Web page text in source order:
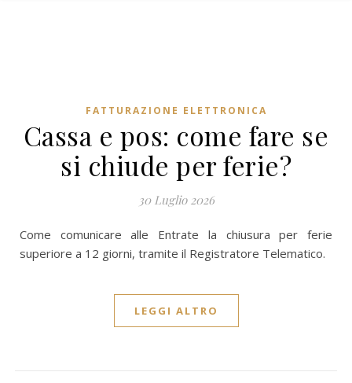
FATTURAZIONE ELETTRONICA
Cassa e pos: come fare se
si chiude per ferie?
30 Luglio 2026
Come comunicare alle Entrate la chiusura per ferie
superiore a 12 giorni, tramite il Registratore Telematico.
LEGGI ALTRO